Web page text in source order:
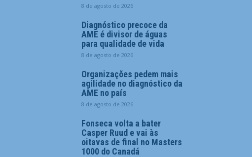
8 de agosto de 2026
Diagnóstico precoce da
AME é divisor de águas
para qualidade de vida
8 de agosto de 2026
Organizações pedem mais
agilidade no diagnóstico da
AME no país
8 de agosto de 2026
Fonseca volta a bater
Casper Ruud e vai às
oitavas de final no Masters
1000 do Canadá